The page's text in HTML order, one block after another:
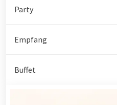
Party
Empfang
Buffet